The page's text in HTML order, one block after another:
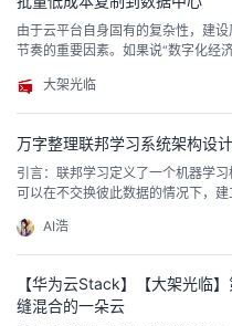
由于云平台自身固有的复杂性，建
节奏的重要因素。如果说“数字化经
为读者分享华为云Stack是如何高效
数据中心，为客户修建数字化转型
大架光临
万字整理联邦学习系统架构设
引言：联邦学习定义了一个机器学
可以在不交换彼此数据的情况下，
的区域仅为本地的目标服务。在这
位相同，而联邦系统帮助大家建立
AI浩
【华为云Stack】【大架光临
缝混合的一朵云